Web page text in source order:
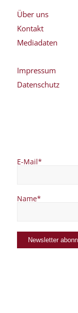
Über uns
Kontakt
Mediadaten
Impressum
Datenschutz
E-Mail*
Name*